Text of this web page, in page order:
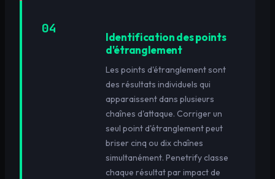
04
Identification des points
d'étranglement
Les points d'étranglement sont
des résultats individuels qui
apparaissent dans plusieurs
chaînes d'attaque. Corriger un
seul point d'étranglement peut
briser cinq ou dix chaînes
simultanément. Penetrify classe
chaque résultat par impact de